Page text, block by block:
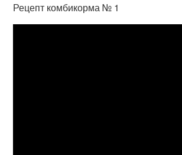
Рецепт комбикорма № 1